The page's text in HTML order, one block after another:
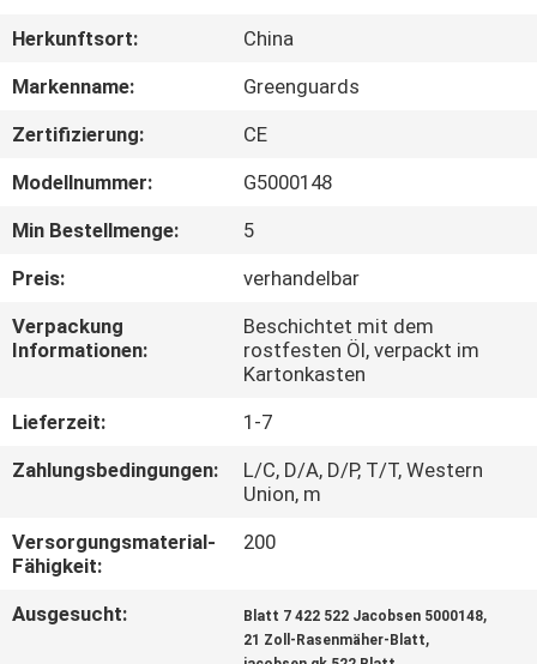
UNS
AUSFLUG
QUALITÄTSKONTROLLE
TRETEN
SIE
UNS
IN
NACHRICHTEN
Herkunftsort:
China
Markenname:
Greenguards
Zertifizierung:
CE
Modellnummer:
G5000148
Min Bestellmenge:
5
Preis:
verhandelbar
Verpackung
Informationen:
Beschichtet mit dem
rostfesten Öl, verpackt im
Kartonkasten
Lieferzeit:
1-7
Zahlungsbedingungen:
L/C, D/A, D/P, T/T, Western
Union, m
Versorgungsmaterial-
Fähigkeit:
200
Ausgesucht: Blatt 7 422 522 Jacobsen 5000148,
21 Zoll-Rasenmäher-Blatt,